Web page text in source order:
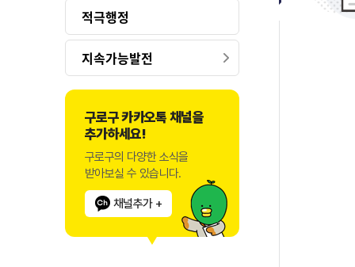
적극행정
지속가능발전
구로구 카카오톡 채널을
추가하세요!
구로구의 다양한 소식을
받아보실 수 있습니다.
채널추가 +